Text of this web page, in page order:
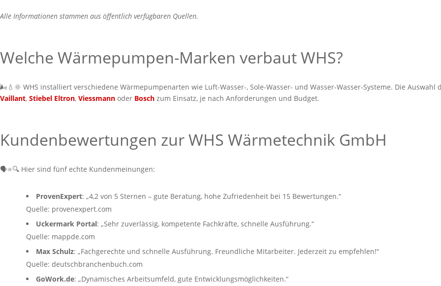
Alle Informationen stammen aus öffentlich verfügbaren Quellen.
Welche Wärmepumpen-Marken verbaut WHS?
🌬️💧🌞 WHS installiert verschiedene Wärmepumpenarten wie Luft-Wasser-, Sole-Wasser- und Wasser-Wasser-Systeme. Die
Vaillant, Stiebel Eltron, Viessmann oder Bosch zum Einsatz, je nach Anforderungen und Budget.
Kundenbewertungen zur WHS Wärmetechnik GmbH
🗣️⭐🔍 Hier sind fünf echte Kundenmeinungen:
ProvenExpert: „4,2 von 5 Sternen – gute Beratung, hohe Zufriedenheit bei 15 Bewertungen.“
Quelle: provenexpert.com
Uckermark Portal: „Sehr zuverlässig, kompetente Fachkräfte, schnelle Ausführung.“
Quelle: mappde.com
Max Schulz: „Fachgerechte und schnelle Ausführung. Freundliche Mitarbeiter. Jederzeit zu empfehlen!“
Quelle: deutschbranchenbuch.com
GoWork.de: „Dynamisches Arbeitsumfeld, gute Entwicklungsmöglichkeiten.“